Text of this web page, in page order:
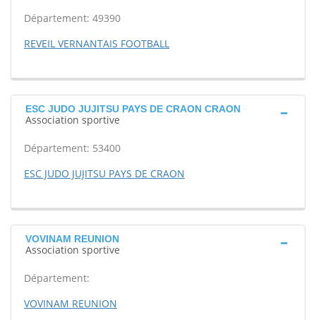
Département: 49390
REVEIL VERNANTAIS FOOTBALL
ESC JUDO JUJITSU PAYS DE CRAON CRAON
Association sportive
Département: 53400
ESC JUDO JUJITSU PAYS DE CRAON
VOVINAM REUNION
Association sportive
Département:
VOVINAM REUNION